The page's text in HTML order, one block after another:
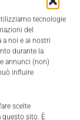
tecnologie
del
noi e ai nostri
durante la
annunci (non)
influire
scelte
questo sito. È
solo con il
e soprattutto
Abbiamo
secondario
di
in